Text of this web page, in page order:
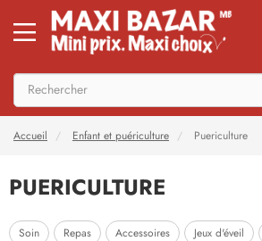
Accueil Enfant et puériculture Puericulture
PUERICULTURE
Soin Repas Accessoires Jeux d'éveil